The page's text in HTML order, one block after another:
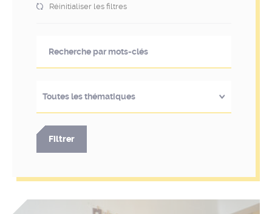
Réinitialiser les filtres
Toutes les thématiques
Filtrer